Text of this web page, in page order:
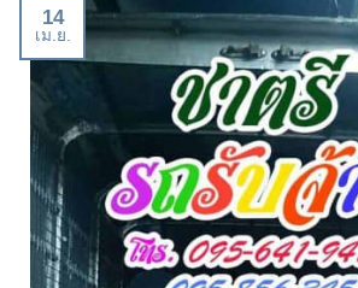
14
เม.ย.